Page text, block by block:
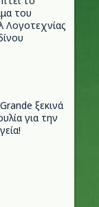
του
Λογοτεχνίας
ξεκινά
για την